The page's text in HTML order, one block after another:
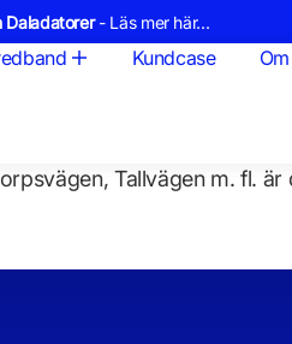
Daladatorer- Läs mer här...
Kundcase
Tallvägen m. fl.